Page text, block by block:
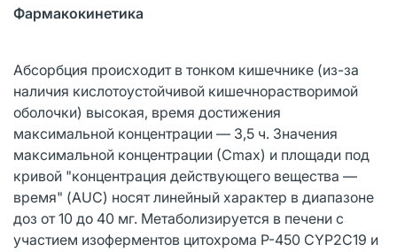
Фармакокинетика
Абсорбция происходит в тонком кишечнике (из-за
наличия кислотоустойчивой кишечнорастворимой
оболочки) высокая, время достижения
максимальной концентрации — 3,5 ч. Значения
максимальной концентрации (Сmax) и площади под
кривой "концентрация действующего вещества —
время" (AUC) носят линейный характер в диапазоне
доз от 10 до 40 мг. Метаболизируется в печени с
участием изоферментов цитохрома Р-450 CYP2С19 и